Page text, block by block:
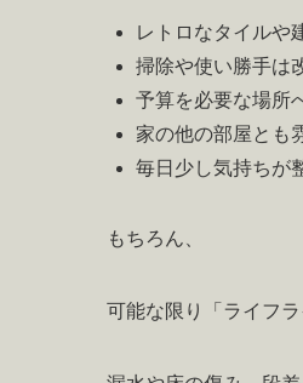
レトロなタイルや
掃除や使い勝手は
予算を必要な場所
家の他の部屋とも
毎日少し気持ちが
もちろん、
可能な限り「ライフ